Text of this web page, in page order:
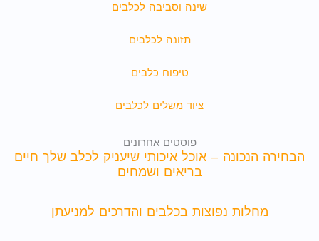
שינה וסביבה לכלבים
תזונה לכלבים
טיפוח כלבים
ציוד משלים לכלבים
פוסטים אחרונים
הבחירה הנכונה – אוכל איכותי שיעניק לכלב שלך חיים
בריאים ושמחים
מחלות נפוצות בכלבים והדרכים למניעתן